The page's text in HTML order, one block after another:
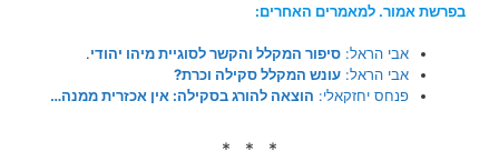
בפרשת אמור. למאמרים האחרים:
אבי הראל: סיפור המקלל והקשר לסוגיית מיהו יהודי.
אבי הראל: עונש המקלל סקילה וכרת?
פנחס יחזקאלי: הוצאה להורג בסקילה: אין אכזרית ממנה…
* * *